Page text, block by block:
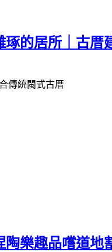
的居所｜古厝
傳統閩式古厝
樂趣品嚐道地